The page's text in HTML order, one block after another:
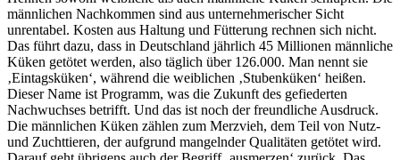
männlichen Nachkommen sind aus unternehmerischer Sicht
unrentabel. Kosten aus Haltung und Fütterung rechnen sich nicht.
Das führt dazu, dass in Deutschland jährlich 45 Millionen männliche
Küken getötet werden, also täglich über 126.000. Man nennt sie
‚Eintagsküken‘, während die weiblichen ‚Stubenküken‘ heißen.
Dieser Name ist Programm, was die Zukunft des gefiederten
Nachwuchses betrifft. Und das ist noch der freundliche Ausdruck.
Die männlichen Küken zählen zum Merzvieh, dem Teil von Nutz-
und Zuchttieren, der aufgrund mangelnder Qualitäten getötet wird.